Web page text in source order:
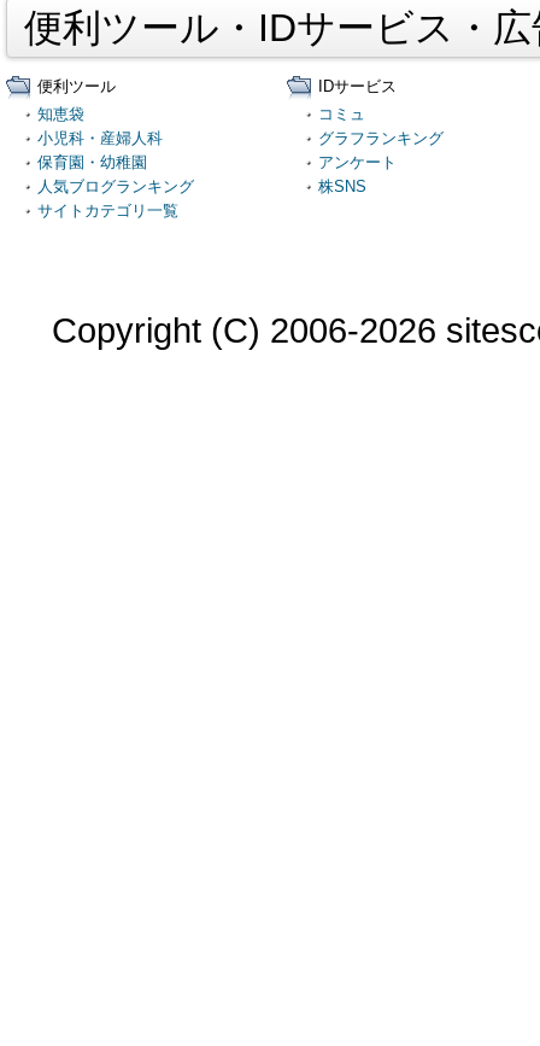
便利ツール・IDサービス・
便利ツール
知恵袋
小児科・産婦人科
保育園・幼稚園
人気ブログランキング
サイトカテゴリ一覧
IDサービス
コミュ
グラフランキング
アンケート
株SNS
Copyright (C) 2006-2026